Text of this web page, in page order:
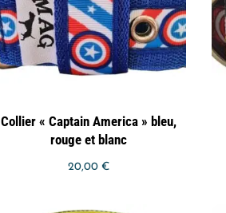
Collier « Captain America » bleu,
rouge et blanc
20,00 €